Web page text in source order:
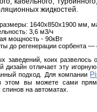
жидкостей.
1640х850х1900 мм,
3,6 м3/ч
мощность - 90кВт
до регенерации сорбента —
заведений, коих
дизайн отличает эту
подход. Для компании
этом вы можете сами
на автоматах.